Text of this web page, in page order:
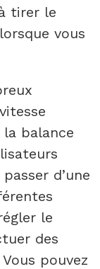
tirer le
vous
la balance
d’une
le
des
pouvez